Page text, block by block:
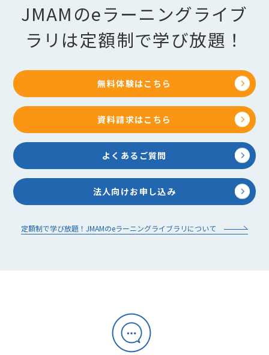
JMAMのeラーニングライブ
ラリは定額制で学び放題！
無料体験はこちら
資料請求はこちら
よくあるご質問
法人向けお申し込み
定額制で学び放題！JMAMのeラーニングライブラリについて